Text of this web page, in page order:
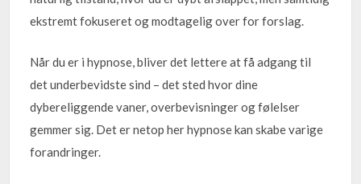
ekstremt fokuseret og modtagelig over for forslag.
Når du er i hypnose, bliver det lettere at få adgang til
det underbevidste sind – det sted hvor dine
dybereliggende vaner, overbevisninger og følelser
gemmer sig. Det er netop her hypnose kan skabe varige
forandringer.